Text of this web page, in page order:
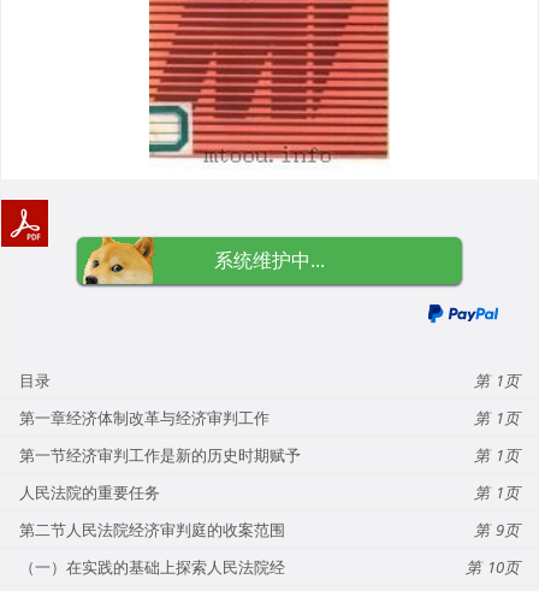
系统维护中...
目录
1
第一章经济体制改革与经济审判工作
1
第一节经济审判工作是新的历史时期赋予
1
人民法院的重要任务
1
第二节人民法院经济审判庭的收案范围
9
（一）在实践的基础上探索人民法院经
10